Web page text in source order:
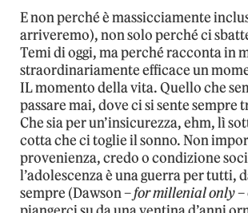
E non perché è massicciamente
arriveremo), non solo perché ci
Temi di oggi, ma perché racconta in
straordinariamente efficace un
IL momento della vita. Quello che
passare mai, dove ci si sente sempre
Che sia per un’insicurezza, ehm, lì
cotta che ci toglie il sonno. Non
provenienza, credo o condizione
l’adolescenza è una guerra per tutti,
sempre (Dawson –for millenial only